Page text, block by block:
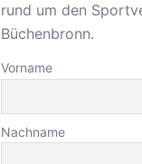
rund um den
Büchenbronn.
Vorname
Nachname